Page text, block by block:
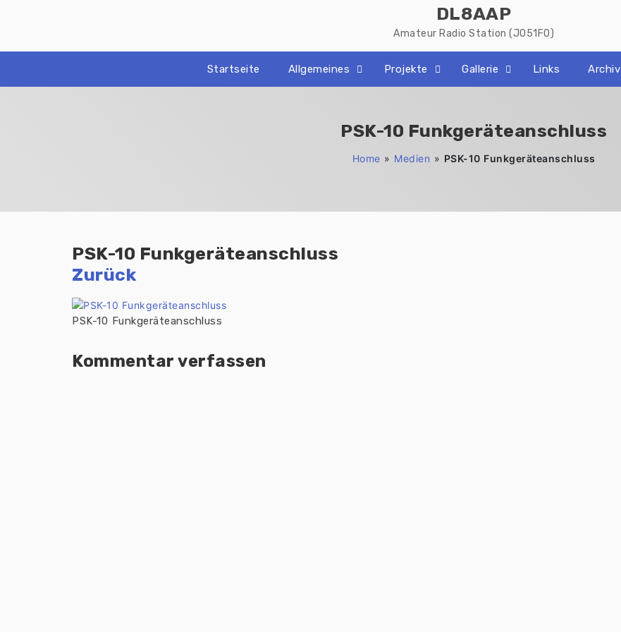
DL8AAP
Amateur Radio Station (JO51FO)
Startseite Allgemeines Projekte Gallerie Links Archiv
PSK-10 Funkgeräteanschluss
Home » Medien » PSK-10 Funkgeräteanschluss
PSK-10 Funkgeräteanschluss
Zurück
PSK-10 Funkgeräteanschluss
Kommentar verfassen